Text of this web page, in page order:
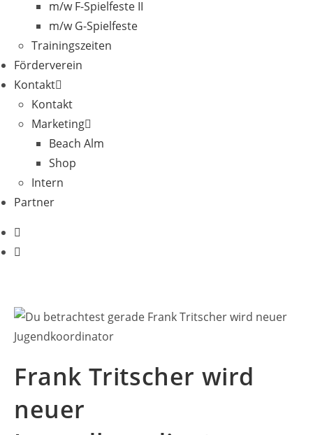
m/w F-Spielfeste II
m/w G-Spielfeste
Trainingszeiten
Förderverein
Kontakt
Kontakt
Marketing
Beach Alm
Shop
Intern
Partner
Frank Tritscher wird
neuer